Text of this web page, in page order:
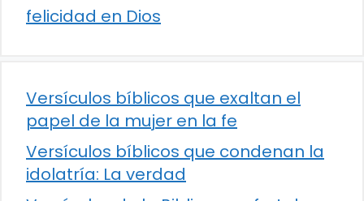
felicidad en Dios
Versículos bíblicos que exaltan el
papel de la mujer en la fe
Versículos bíblicos que condenan la
idolatría: La verdad